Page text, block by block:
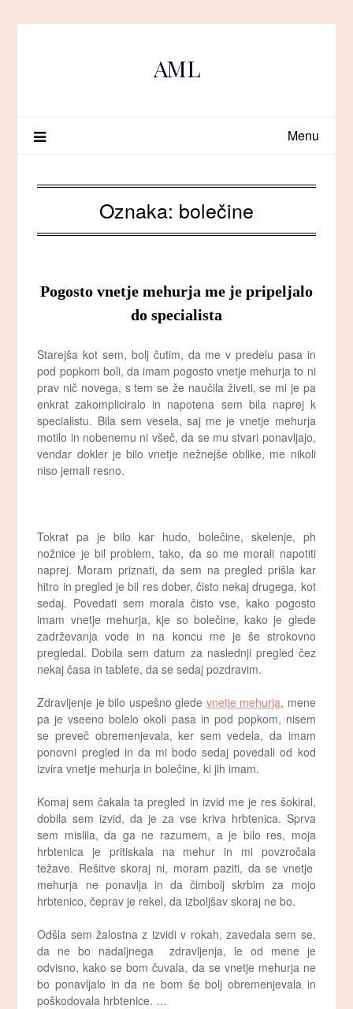
AML
Menu
Oznaka: bolečine
Pogosto vnetje mehurja me je pripeljalo
do specialista
Starejša kot sem, bolj čutim, da me v predelu pasa in
pod popkom boli, da imam pogosto vnetje mehurja to ni
prav nič novega, s tem se že naučila živeti, se mi je pa
enkrat zakompliciralo in napotena sem bila naprej k
specialistu. Bila sem vesela, saj me je vnetje mehurja
motilo in nobenemu ni všeč, da se mu stvari ponavljajo,
vendar dokler je bilo vnetje nežnejše oblike, me nikoli
niso jemali resno.
Tokrat pa je bilo kar hudo, bolečine, skelenje, ph
nožnice je bil problem, tako, da so me morali napotiti
naprej. Moram priznati, da sem na pregled prišla kar
hitro in pregled je bil res dober, čisto nekaj drugega, kot
sedaj. Povedati sem morala čisto vse, kako pogosto
imam vnetje mehurja, kje so bolečine, kako je glede
zadrževanja vode in na koncu me je še strokovno
pregledal. Dobila sem datum za naslednji pregled čez
nekaj časa in tablete, da se sedaj pozdravim.
Zdravljenje je bilo uspešno glede vnetje mehurja, mene
pa je vseeno bolelo okoli pasa in pod popkom, nisem
se preveč obremenjevala, ker sem vedela, da imam
ponovni pregled in da mi bodo sedaj povedali od kod
izvira vnetje mehurja in bolečine, ki jih imam.
Komaj sem čakala ta pregled in izvid me je res šokiral,
dobila sem izvid, da je za vse kriva hrbtenica. Sprva
sem mislila, da ga ne razumem, a je bilo res, moja
hrbtenica je pritiskala na mehur in mi povzročala
težave. Rešitve skoraj ni, moram paziti, da se vnetje
mehurja ne ponavlja in da čimbolj skrbim za mojo
hrbtenico, čeprav je rekel, da izboljšav skoraj ne bo.
Odšla sem žalostna z izvidi v rokah, zavedala sem se,
da ne bo nadaljnega
zdravljenja, le od mene je
odvisno, kako se bom čuvala, da se vnetje mehurja ne
bo ponavljalo in da ne bom še bolj obremenjevala in
poškodovala hrbtenice. …